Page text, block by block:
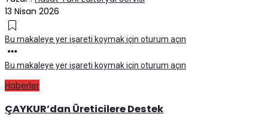
13 Nisan 2026
Bu makaleye yer işareti koymak için oturum açın
Bu makaleye yer işareti koymak için oturum açın
Haberler
ÇAYKUR’dan Üreticilere Destek